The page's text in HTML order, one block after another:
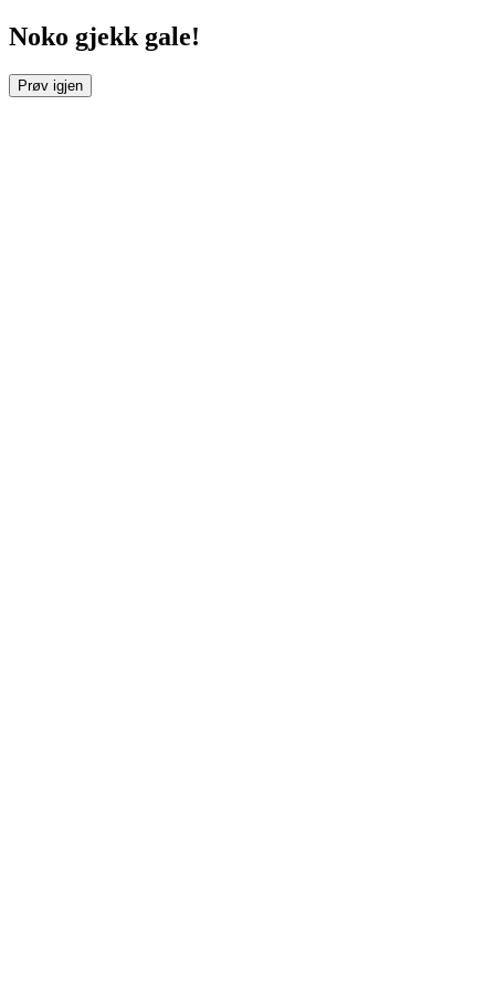
Noko gjekk gale!
Prøv igjen